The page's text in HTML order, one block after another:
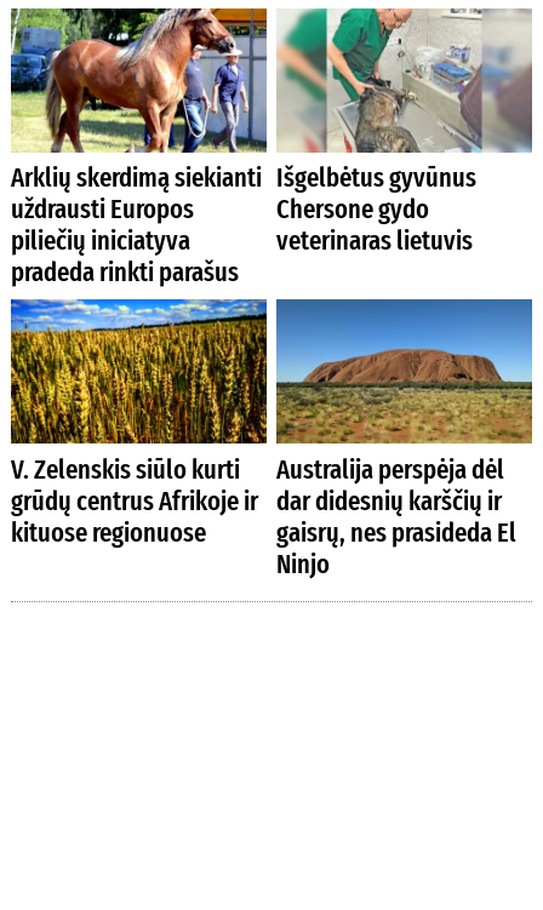
Arklių skerdimą siekianti
uždrausti Europos
piliečių iniciatyva
pradeda rinkti parašus
Išgelbėtus gyvūnus
Chersone gydo
veterinaras lietuvis
V. Zelenskis siūlo kurti
grūdų centrus Afrikoje ir
kituose regionuose
Australija perspėja dėl
dar didesnių karščių ir
gaisrų, nes prasideda El
Ninjo